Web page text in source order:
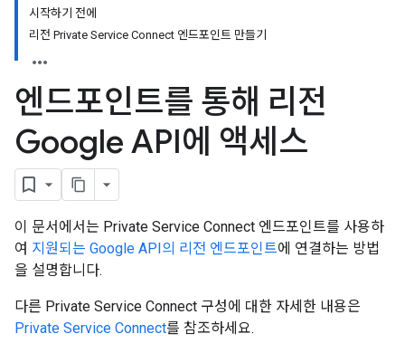
시작하기 전에
리전 Private Service Connect 엔드포인트 만들기
엔드포인트를 통해 리전
Google API에 액세스
이 문서에서는 Private Service Connect 엔드포인트를 사용하
여 지원되는 Google API의 리전 엔드포인트에 연결하는 방법
을 설명합니다.
다른 Private Service Connect 구성에 대한 자세한 내용은
Private Service Connect를 참조하세요.